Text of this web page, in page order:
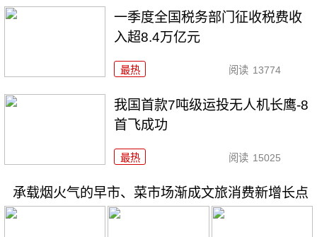
一季度全国税务部门征收税费收
入超8.4万亿元
最热 阅读 13774
我国首款7吨级运投无人机长鹰-8
首飞成功
最热 阅读 15025
承载烟火气的早市、菜市场渐成文旅消费新增长点